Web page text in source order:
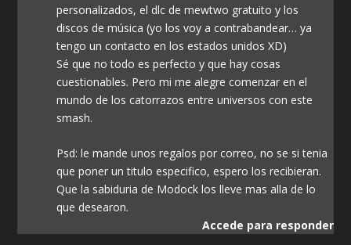
personalizados, el dlc de mewtwo gratuito y los
discos de música (yo los voy a contrabandear… ya
tengo un contacto en los estados unidos XD)
Sé que no todo es perfecto y que hay cosas
cuestionables. Pero mi me alegre comenzar en el
mundo de los catorrazos entre universos con este
smash.
Psd: le mande unos regalos por correo, no se si tenia
que poner un titulo especifico, espero los recibieran.
Que la sabiduria de Modock los lleve mas alla de lo
que desearon.
Accede para responder